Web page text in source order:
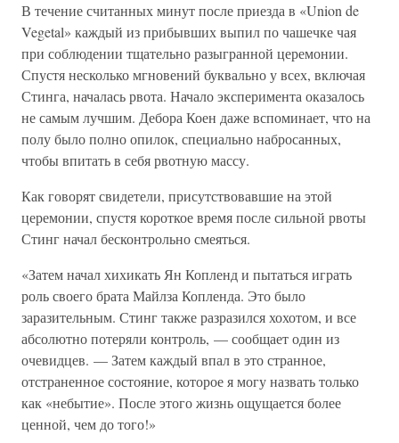
В течение считанных минут после приезда в «Union de
Vegetal» каждый из прибывших выпил по чашечке чая
при соблюдении тщательно разыгранной церемонии.
Спустя несколько мгновений буквально у всех, включая
Стинга, началась рвота. Начало эксперимента оказалось
не самым лучшим. Дебора Коен даже вспоминает, что на
полу было полно опилок, специально набросанных,
чтобы впитать в себя рвотную массу.
Как говорят свидетели, присутствовавшие на этой
церемонии, спустя короткое время после сильной рвоты
Стинг начал бесконтрольно смеяться.
«Затем начал хихикать Ян Копленд и пытаться играть
роль своего брата Майлза Копленда. Это было
заразительным. Стинг также разразился хохотом, и все
абсолютно потеряли контроль, — сообщает один из
очевидцев. — Затем каждый впал в это странное,
отстраненное состояние, которое я могу назвать только
как «небытие». После этого жизнь ощущается более
ценной, чем до того!»